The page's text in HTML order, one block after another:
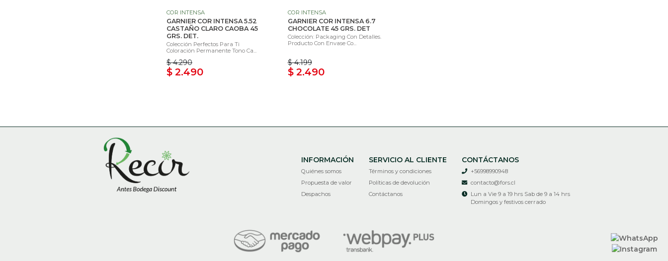
COR INTENSA
GARNIER COR INTENSA 5.52
CASTAÑO CLARO CAOBA 45
GRS. DET.
Colección Perfectos Para Ti
Coloración Permanente Tono Ca...
$ 4.290
$ 2.490
COR INTENSA
GARNIER COR INTENSA 6.7
CHOCOLATE 45 GRS. DET
Colección: Packaging Con Detalles.
Producto Con Envase Co...
$ 4.199
$ 2.490
INFORMACIÓN
Quiénes somos
Propuesta de valor
Despachos
SERVICIO AL CLIENTE
Términos y condiciones
Políticas de devolución
Contáctanos
CONTÁCTANOS
+56998990948
contacto@fors.cl
Lun a Vie 9 a 19 hrs Sab de 9 a 14 hrs
Domingos y festivos cerrado